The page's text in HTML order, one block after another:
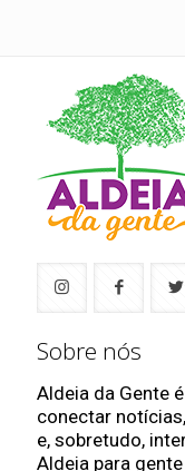
Sobre nós
Aldeia da Gente
conectar
e, sobretudo,
Aldeia para